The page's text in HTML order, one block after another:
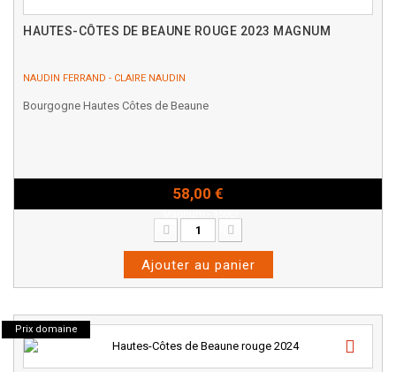
HAUTES-CÔTES DE BEAUNE ROUGE 2023 MAGNUM
NAUDIN FERRAND - CLAIRE NAUDIN
Bourgogne Hautes Côtes de Beaune
58,00 €
Ajouter au panier
Prix domaine